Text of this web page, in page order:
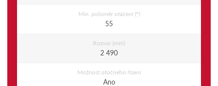
Min. poloměr otáčení (°)
55
Rozvor (mm)
2 490
Možnost otočného řízení
Ano